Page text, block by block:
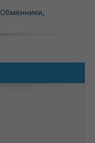
Обменники,